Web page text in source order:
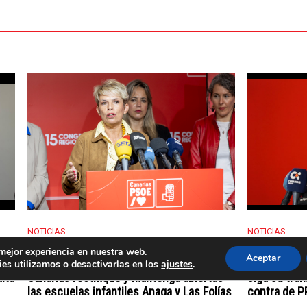
NOTICIAS
El PSOE celebra como un “triunfo de la
lucha ciudadana” que el Gobierno de
Canarias rectifique y mantenga abiertas
las escuelas infantiles Anaga y Las Folías
NOTICIAS
El PSOE
condonar a
siga su
contra de
experiencia en nuestra web.
utilizamos o desactivarlas en losajustes. Aceptar